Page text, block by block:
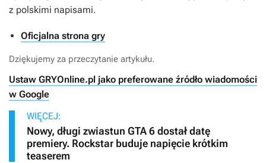
z polskimi napisami.
Oficjalna strona gry
Dziękujemy za przeczytanie artykułu.
Ustaw GRYOnline.pl jako preferowane źródło wiadomości
w Google
WIĘCEJ:
Nowy, długi zwiastun GTA 6 dostał datę
premiery. Rockstar buduje napięcie krótkim
teaserem